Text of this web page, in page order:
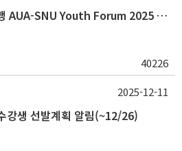
(~12/30) 아시아대학연맹 AUA-SNU Youth Forum 2025 참가자 선발 안내
40226
강생 선발계획 알림(~12/26)
2025-12-11